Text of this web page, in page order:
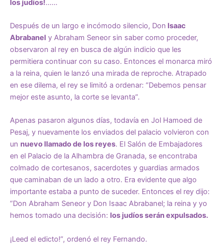
los judíos!……
Después de un largo e incómodo silencio, Don Isaac
Abrabanel y Abraham Seneor sin saber como proceder,
observaron al rey en busca de algún indicio que les
permitiera continuar con su caso. Entonces el monarca miró
a la reina, quien le lanzó una mirada de reproche. Atrapado
en ese dilema, el rey se limitó a ordenar: “Debemos pensar
mejor este asunto, la corte se levanta”.
Apenas pasaron algunos días, todavía en Jol Hamoed de
Pesaj, y nuevamente los enviados del palacio volvieron con
un nuevo llamado de los reyes. El Salón de Embajadores
en el Palacio de la Alhambra de Granada, se encontraba
colmado de cortesanos, sacerdotes y guardias armados
que caminaban de un lado a otro. Era evidente que algo
importante estaba a punto de suceder. Entonces el rey dijo:
“Don Abraham Seneor y Don Isaac Abrabanel; la reina y yo
hemos tomado una decisión: los judíos serán expulsados.
¡Leed el edicto!”, ordenó el rey Fernando.